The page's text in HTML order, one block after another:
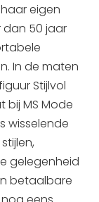
eigen
dan 50 jaar
In de maten
Stijlvol
MS Mode
wisselende
gelegenheid
betaalbare